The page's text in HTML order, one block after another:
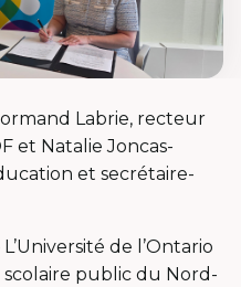
Labrie, recteur
et Natalie Joncas-
et secrétaire-
L’Université de l’Ontario
scolaire public du Nord-